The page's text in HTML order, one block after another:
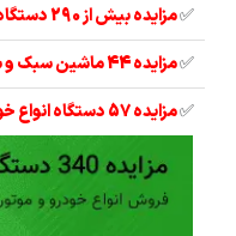
✅مزایده بیش از 290 دستگاه انواع ماشین آلات
✅مزایده 44 ماشین سبک و سنگین نصف قیمت
✅مزایده 57 دستگاه انواع خودرو های زیر قیمت